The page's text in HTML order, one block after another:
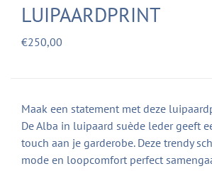
LUIPAARDPRINT
€250,00
Maak een statement met deze
De Alba in luipaard suède leder geeft
touch aan je garderobe. Deze trendy
mode en loopcomfort perfect